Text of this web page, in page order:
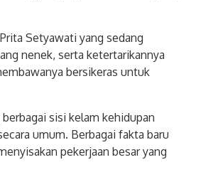
Setyawati yang sedang
nenek, serta ketertarikannya
bersikeras untuk
sisi kelam kehidupan
umum. Berbagai fakta baru
pekerjaan besar yang